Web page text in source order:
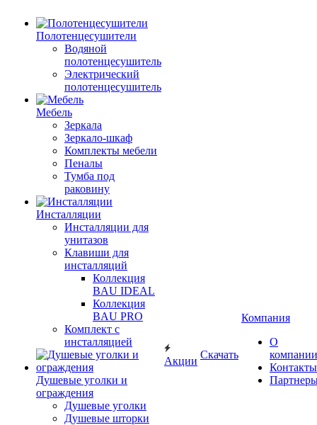
Полотенцесушители
Водяной
полотенцесушитель
Электрический
полотенцесушитель
Мебель
Зеркала
Зеркало-шкаф
Комплекты мебели
Пеналы
Тумба под
раковину
Инсталляции
Инсталляции для
унитазов
Клавиши для
инсталляций
Коллекция
BAU IDEAL
Коллекция
BAU PRO
Комплект с
инсталляцией
Душевые уголки и
ограждения
Душевые уголки
Душевые шторки
Акции
Скачать
Компания
О
компании
Контакты